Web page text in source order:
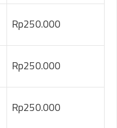
Rp250.000
Rp250.000
Rp250.000